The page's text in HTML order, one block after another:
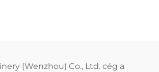
(Wenzhou) Co., Ltd. cég a